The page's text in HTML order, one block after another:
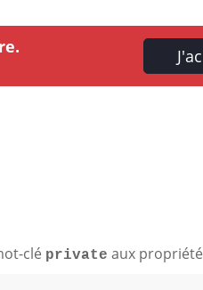
clé private aux